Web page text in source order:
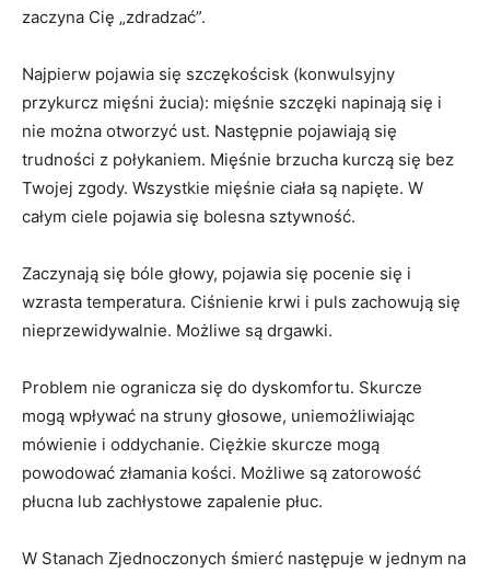
zaczyna Cię „zdradzać”.
Najpierw pojawia się szczękościsk (konwulsyjny
przykurcz mięśni żucia): mięśnie szczęki napinają się i
nie można otworzyć ust. Następnie pojawiają się
trudności z połykaniem. Mięśnie brzucha kurczą się bez
Twojej zgody. Wszystkie mięśnie ciała są napięte. W
całym ciele pojawia się bolesna sztywność.
Zaczynają się bóle głowy, pojawia się pocenie się i
wzrasta temperatura. Ciśnienie krwi i puls zachowują się
nieprzewidywalnie. Możliwe są drgawki.
Problem nie ogranicza się do dyskomfortu. Skurcze
mogą wpływać na struny głosowe, uniemożliwiając
mówienie i oddychanie. Ciężkie skurcze mogą
powodować złamania kości. Możliwe są zatorowość
płucna lub zachłystowe zapalenie płuc.
W Stanach Zjednoczonych śmierć następuje w jednym na